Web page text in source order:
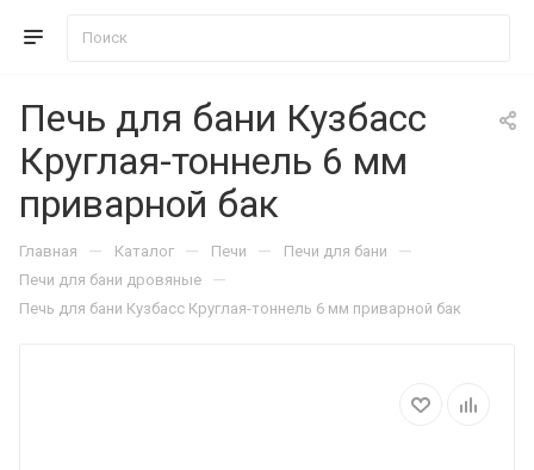
Печь для бани Кузбасс
Круглая-тоннель 6 мм
приварной бак
Главная — Каталог — Печи — Печи для бани —
Печи для бани дровяные —
Печь для бани Кузбасс Круглая-тоннель 6 мм приварной бак